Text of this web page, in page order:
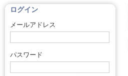
ログイン
メールアドレス
パスワード